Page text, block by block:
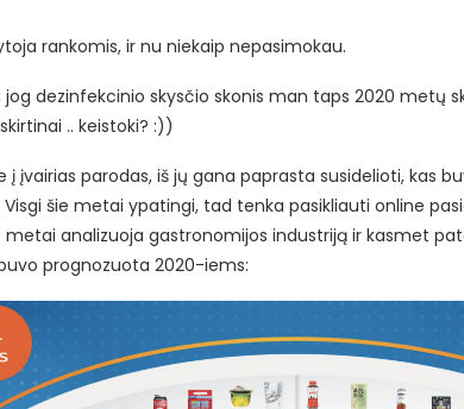
rankomis, ir nu niekaip nepasimokau.
jog dezinfekcinio skysčio skonis man taps 2020 metų
.. keistoki? :))
į įvairias parodas, iš jų gana paprasta susidelioti, kas
šie metai ypatingi, tad tenka pasikliauti online
analizuoja gastronomijos industriją ir kasmet
prognozuota 2020-iems: